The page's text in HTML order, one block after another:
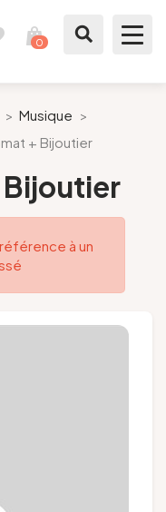
0
> Musique >
+ Bijoutier
à un